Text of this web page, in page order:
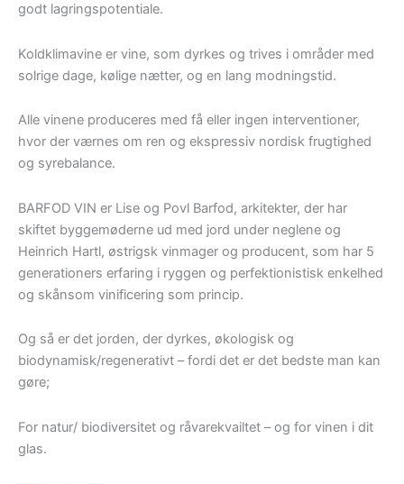
godt lagringspotentiale.
Koldklimavine er vine, som dyrkes og trives i områder med
solrige dage, kølige nætter, og en lang modningstid.
Alle vinene produceres med få eller ingen interventioner,
hvor der værnes om ren og ekspressiv nordisk frugtighed
og syrebalance.
BARFOD VIN er Lise og Povl Barfod, arkitekter, der har
skiftet byggemøderne ud med jord under neglene og
Heinrich Hartl, østrigsk vinmager og producent, som har 5
generationers erfaring i ryggen og perfektionistisk enkelhed
og skånsom vinificering som princip.
Og så er det jorden, der dyrkes, økologisk og
biodynamisk/regenerativt – fordi det er det bedste man kan
gøre;
For natur/ biodiversitet og råvarekvailtet – og for vinen i dit
glas.